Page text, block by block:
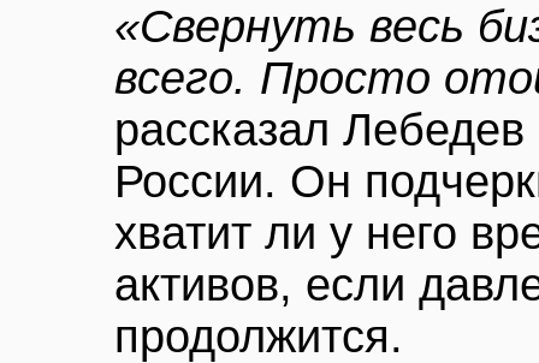
«Свернуть весь
всего. Просто
рассказал
России. Он
хватит ли у него
активов, если
продолжится.